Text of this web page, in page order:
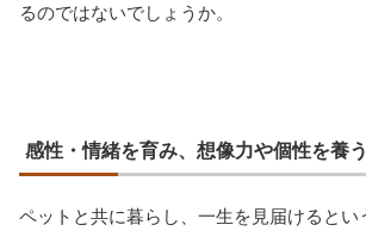
るのではないでしょうか。
感性・情緒を育み、想像力や個性を養う
ペットと共に暮らし、一生を見届けるとい